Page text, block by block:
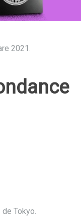
2021.
Tokyo.